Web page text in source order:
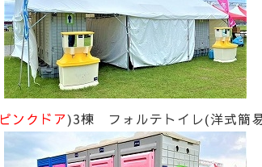
ピンクドア)3棟 フォルテトイレ(洋式簡